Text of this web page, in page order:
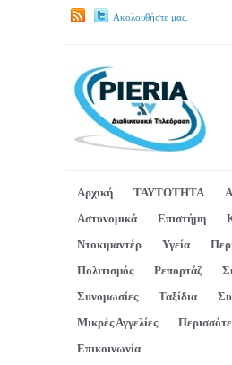
Ακολουθήστε μας.
Αρχική ΤΑΥΤΟΤΗΤΑ
Αστυνομικά
Επιστήμη
Ντοκιμαντέρ
Υγεία
Πολιτισμός
Ρεπορτάζ
Συνομωσίες
Ταξίδια
Μικρές Αγγελίες
Επικοινωνία